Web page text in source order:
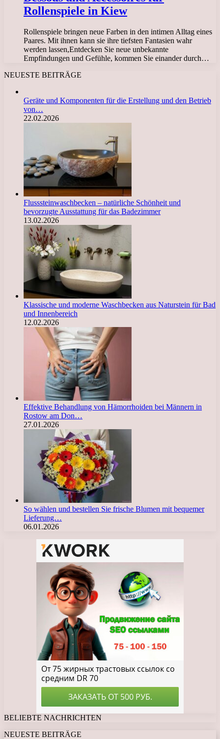
Rollenspiele in Kiew
Rollenspiele bringen neue Farben in den intimen Alltag eines
Paares. Mit ihnen kann sie ihre tiefsten Fantasien wahr
werden lassen,Entdecken Sie neue unbekannte
Empfindungen und Gefühle, kommen Sie einander durch…
NEUESTE BEITRÄGE
Geräte und Komponenten für die Erstellung und den Betrieb
von…
22.02.2026
Flusssteinwaschbecken – natürliche Schönheit und
bevorzugte Ausstattung für das Badezimmer
13.02.2026
Klassische und moderne Waschbecken aus Naturstein für Bad
und Innenbereich
12.02.2026
Effektive Behandlung von Hämorrhoiden bei Männern in
Rostow am Don…
27.01.2026
So wählen und bestellen Sie frische Blumen mit bequemer
Lieferung…
06.01.2026
BELIEBTE NACHRICHTEN
NEUESTE BEITRÄGE